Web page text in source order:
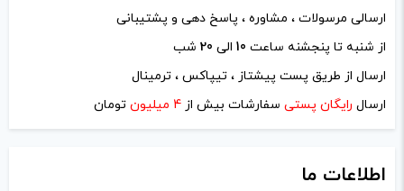
ارسالی مرسولات ، مشاوره ، پاسخ دهی و پشتیبانی
از شنبه تا پنجشنه ساعت 10 الی 20 شب
ارسال از طریق پست پیشتاز ، تیپاکس ، ترمینال
ارسال رایگان پستی سفارشات بیش از 4 میلیون تومان
اطلاعات ما